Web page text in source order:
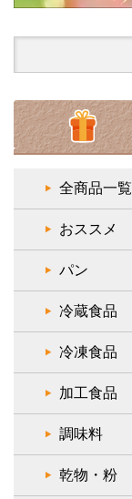
全商品一覧
おススメ
パン
冷蔵食品
冷凍食品
加工食品
調味料
乾物・粉